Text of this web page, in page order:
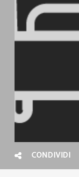
CONDIVIDI